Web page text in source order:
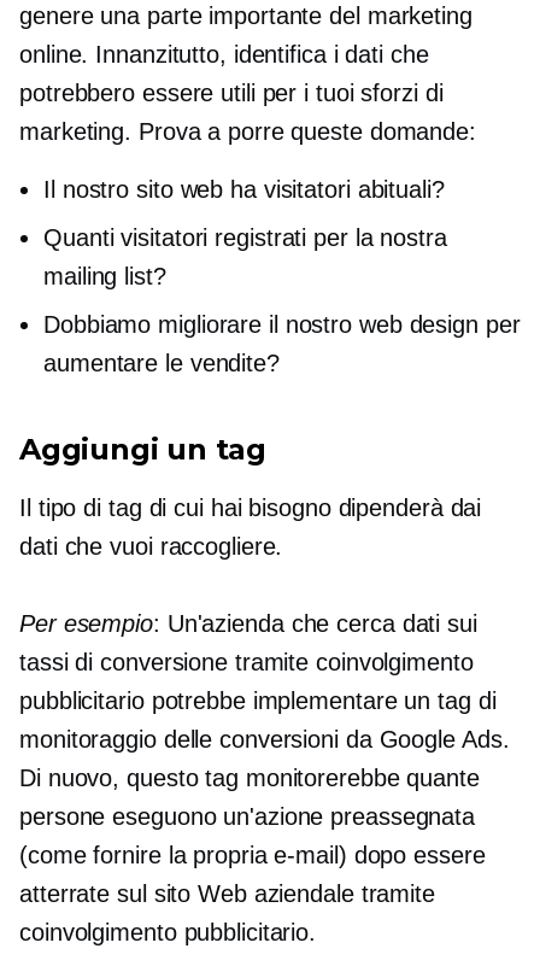
genere una parte importante del marketing
online. Innanzitutto, identifica i dati che
potrebbero essere utili per i tuoi sforzi di
marketing. Prova a porre queste domande:
Il nostro sito web ha visitatori abituali?
Quanti visitatori registrati per la nostra
mailing list?
Dobbiamo migliorare il nostro web design per
aumentare le vendite?
Aggiungi un tag
Il tipo di tag di cui hai bisogno dipenderà dai
dati che vuoi raccogliere.
Per esempio: Un'azienda che cerca dati sui
tassi di conversione tramite coinvolgimento
pubblicitario potrebbe implementare un tag di
monitoraggio delle conversioni da Google Ads.
Di nuovo, questo tag monitorerebbe quante
persone eseguono un'azione preassegnata
(come fornire la propria e-mail) dopo essere
atterrate sul sito Web aziendale tramite
coinvolgimento pubblicitario.